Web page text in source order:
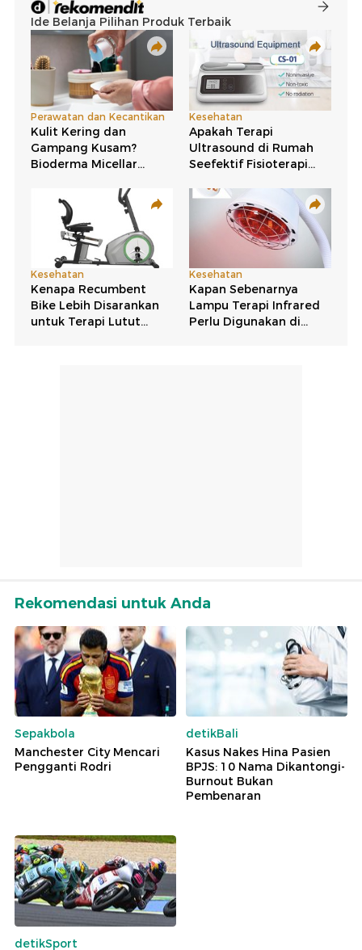
Rekomendasi untuk Anda
Sepakbola
Manchester City Mencari
Pengganti Rodri
detikBali
Kasus Nakes Hina Pasien
BPJS: 10 Nama Dikantongi-
Burnout Bukan
Pembenaran
detikSport